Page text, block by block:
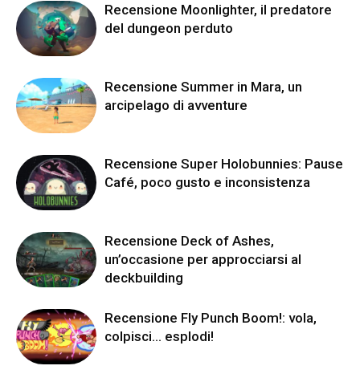
Recensione Moonlighter, il predatore
del dungeon perduto
Recensione Summer in Mara, un
arcipelago di avventure
Recensione Super Holobunnies: Pause
Café, poco gusto e inconsistenza
Recensione Deck of Ashes,
un’occasione per approcciarsi al
deckbuilding
Recensione Fly Punch Boom!: vola,
colpisci… esplodi!